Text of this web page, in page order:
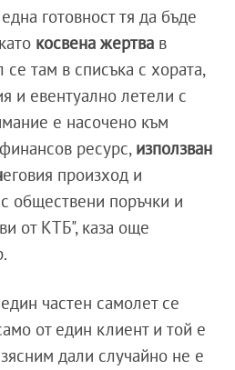
готовност тя да бъде
косвена жертва в
се там в списъка с хората,
и евентуално летели с
е насочено към
ресурс, използван
еговия произход и
обществени поръчки и
от КТБ", каза още
частен самолет се
от един клиент и той е
дали случайно не е